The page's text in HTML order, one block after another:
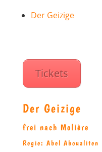
Der Geizige
Tickets
Der Geizige
frei nach Molière
Regie: Abel Aboualiten